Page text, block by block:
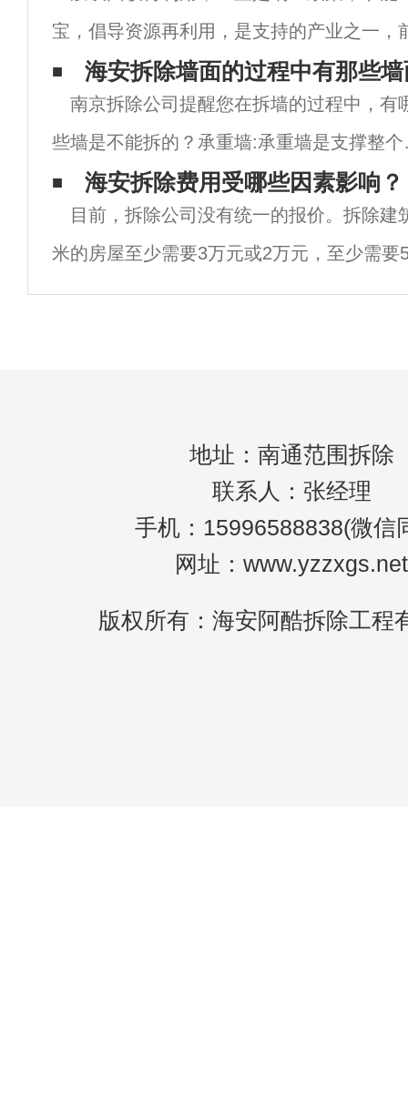
宝，倡导资源再利用，是支持的产业之一，
南京物资回收轻薄料废铁回收处理方法主要
洗、预热等。磁选：是利用固体废物中各种
海安拆除墙面的过程中有那些
南京拆除公司提醒您在拆墙的过程中，有
些墙是不能拆的？承重墙:承重墙是支撑整个
屋楼层重量的墙体，是支撑整个房屋楼层重
的墙体。*如果不能拆改，一旦拆改，会影
个楼层的结构，给以后的生活留下很大的安
海安拆除费用受哪些因素影响？
目前，拆除公司没有统一的报价。拆除建
米的房屋至少需要3万元或2万元，至少需要
为什么同一面积的房屋拆除成本如此不同呢
地址：南通范围拆除
联系人：张经理
手机：15996588838(微信
网址：www.yzzxgs.net
版权所有：海安阿酷拆除工程